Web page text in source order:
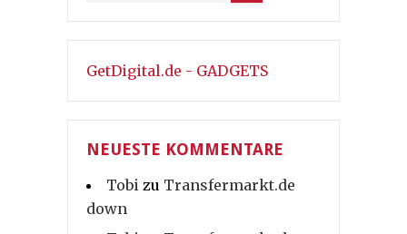
GetDigital.de - GADGETS
NEUESTE KOMMENTARE
Tobi zu Transfermarkt.de
down